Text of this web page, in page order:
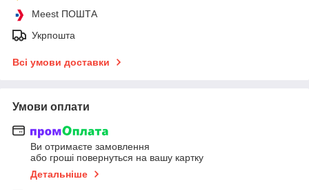
Meest ПОШТА
Укрпошта
Всі умови доставки
Умови оплати
Ви отримаєте замовлення
або гроші повернуться на вашу картку
Детальніше